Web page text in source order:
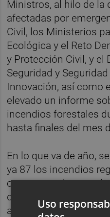
Ministros, al hilo de la
afectadas por
Civil, los Ministerios
Ecológica y el Reto
y Protección Civil, y el
Seguridad y
Innovación, así como
elevado un informe
incendios forestales
hasta finales del mes
En lo que va de año,
ya 87 los incendios
consecuencias para
de ellos han superado
afectadas, es decir
Uso